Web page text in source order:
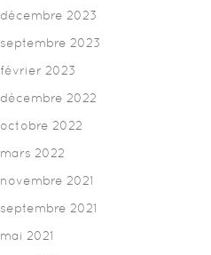
décembre 2023
septembre 2023
février 2023
décembre 2022
octobre 2022
mars 2022
novembre 2021
septembre 2021
mai 2021